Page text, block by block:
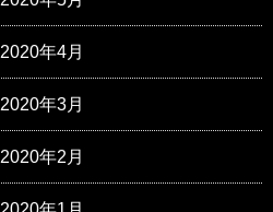
2020年4月
2020年3月
2020年2月